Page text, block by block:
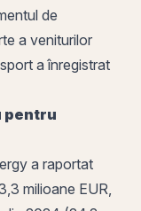
de
a veniturilor
a înregistrat
pentru
a raportat
milioane EUR,